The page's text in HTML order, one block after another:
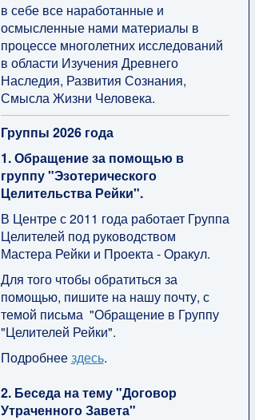
в себе все наработанные и
осмысленные нами материалы в
процессе многолетних исследований
в области Изучения Древнего
Наследия, Развития Сознания,
Смысла Жизни Человека.
Группы 2026 года
1. Обращение за помощью в
группу "Эзотерического
Целительства Рейки".
В Центре с 2011 года работает Группа
Целителей под руководством
Мастера Рейки и Проекта - Оракул.
Для того чтобы обратиться за
помощью, пишите на нашу почту, с
темой письма "Обращение в Группу
"Целителей Рейки".
Подробнеездесь.
2. Беседа на тему "Договор
Утраченного Завета"